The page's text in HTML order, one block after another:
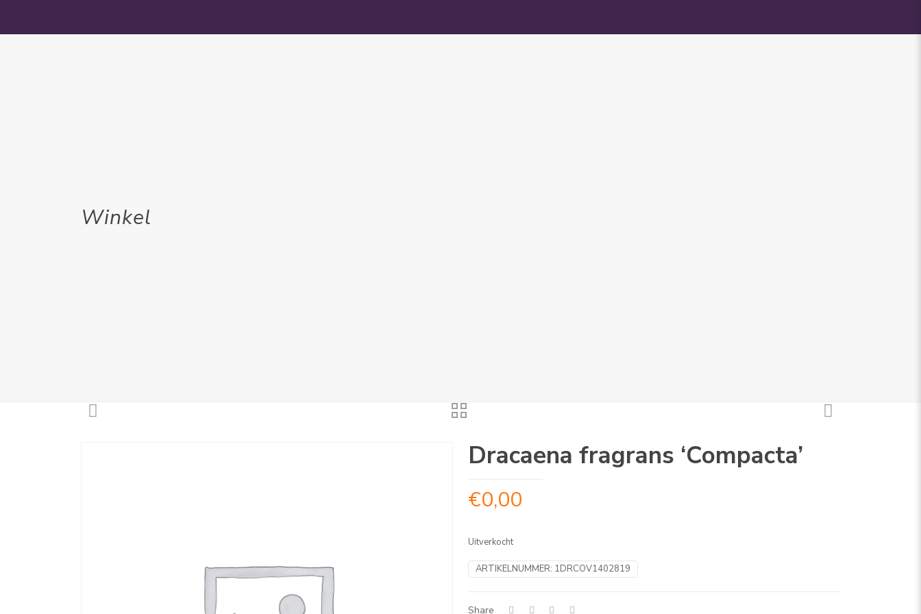
Winkel
Dracaena fragrans ‘Compacta’
€0,00
Uitverkocht
ARTIKELNUMMER: 1DRCOV1402819
Share